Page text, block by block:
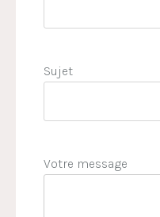
Sujet
Votre message